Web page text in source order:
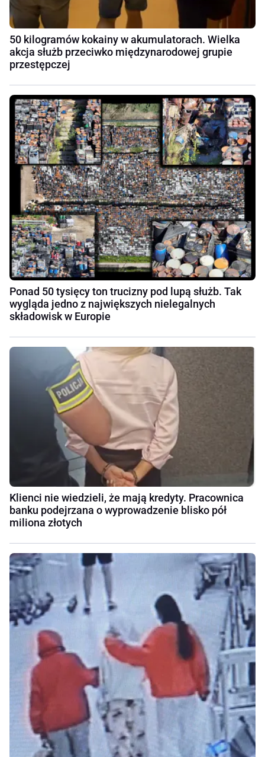
50 kilogramów kokainy w akumulatorach. Wielka
akcja służb przeciwko międzynarodowej grupie
przestępczej
Ponad 50 tysięcy ton trucizny pod lupą służb. Tak
wygląda jedno z największych nielegalnych
składowisk w Europie
Klienci nie wiedzieli, że mają kredyty. Pracownica
banku podejrzana o wyprowadzenie blisko pół
miliona złotych